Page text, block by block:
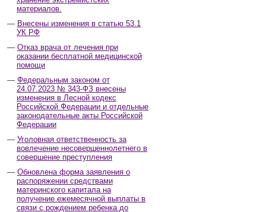
материалов.
Внесены изменения в статью 53.1
УК РФ
Отказ врача от лечения при
оказании бесплатной медицинской
помощи
Федеральным законом от
24.07.2023 № 343-ФЗ внесены
изменения в Лесной кодекс
Российской Федерации и отдельные
законодательные акты Российской
Федерации
Уголовная ответственность за
вовлечение несовершеннолетнего в
совершение преступления
Обновлена форма заявления о
распоряжении средствами
материнского капитала на
получение ежемесячной выплаты в
связи с рождением ребенка до